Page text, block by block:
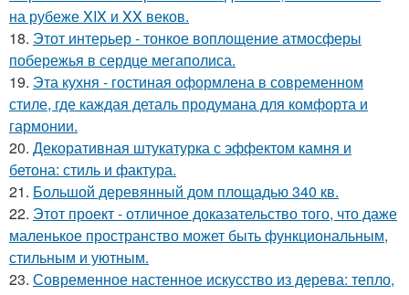
на рубеже XIX и XX веков.
18. Этот интерьер - тонкое воплощение атмосферы
побережья в сердце мегаполиса.
19. Эта кухня - гостиная оформлена в современном
стиле, где каждая деталь продумана для комфорта и
гармонии.
20. Декоративная штукатурка с эффектом камня и
бетона: стиль и фактура.
21. Большой деревянный дом площадью 340 кв.
22. Этот проект - отличное доказательство того, что даже
маленькое пространство может быть функциональным,
стильным и уютным.
23. Современное настенное искусство из дерева: тепло,